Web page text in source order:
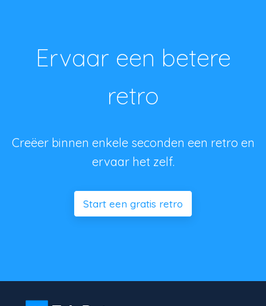
Ervaar een betere
retro
Creëer binnen enkele seconden een retro en
ervaar het zelf.
Start een gratis retro